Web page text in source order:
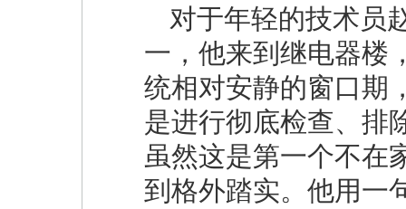
对于年轻的技术员
一，他来到继电器楼
统相对安静的窗口期
是进行彻底检查、排
虽然这是第一个不在
到格外踏实。他用一